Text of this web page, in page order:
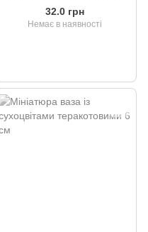
32.0 грн
Немає в наявності